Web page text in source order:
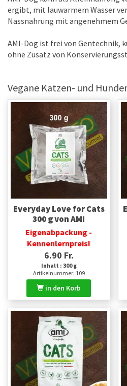
ergibt, mit lauwarmem Wasser
Nassnahrung mit angenehmem
AMI-Dog ist frei von Gentechnik,
ohne Zusatz von
Vegane Katzen- und
Everyday Love for Cats
300 g von AMI
Eigenabpackung -
Kennenlernpreis!
6.90 Fr.
Inhalt : 300 g
Artikelnummer: 109
in den Korb